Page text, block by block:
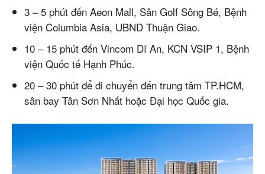
3 – 5 phút đến Aeon Mall, Sân Golf Sông Bé, Bệnh
viện Columbia Asia, UBND Thuận Giao.
10 – 15 phút đến Vincom Dĩ An, KCN VSIP 1, Bệnh
viện Quốc tế Hạnh Phúc.
20 – 30 phút để di chuyển đến trung tâm TP.HCM,
sân bay Tân Sơn Nhất hoặc Đại học Quốc gia.